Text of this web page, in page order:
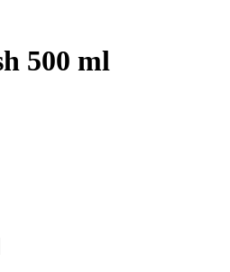
500 ml